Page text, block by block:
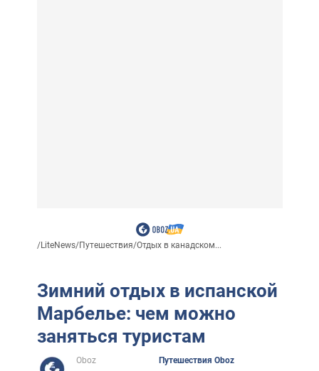
/LiteNews/Путешествия/Отдых в канадском...
Зимний отдых в испанской
Марбелье: чем можно
заняться туристам
Oboz
Путешествия Oboz